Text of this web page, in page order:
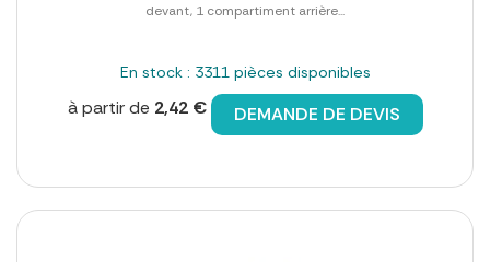
devant, 1 compartiment arrière...
En stock : 3311 pièces disponibles
à partir de 2,42 € DEMANDE DE DEVIS